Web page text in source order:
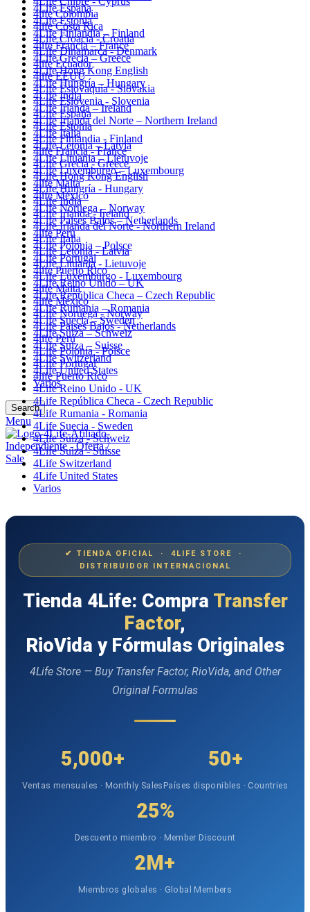
4Life España
4Life Estonia
4Life Finlandia – Finland
4life Francia – France
4Life Grecia – Greece
4Life Hong Kong English
4Life Hungría – Hungary
4Life India
4Life Irlanda – Ireland
4Life Irlanda del Norte – Northern Ireland
4Life Italia
4Life Letonia – Latvia
4Life Lituania – Lietuvoje
4Life Luxemburgo – Luxembourg
4life Malta
4life México
4Life Noruega – Norway
4Life Paises Bajos – Netherlands
4life Perú
4Life Polonia – Polsce
4Life Portugal
4life Puerto Rico
4Life Reino Unido – UK
4Life República Checa – Czech Republic
4Life Rumania – Romania
4Life Suecia – Sweden
4Life Suiza – Schweiz
4Life Suiza – Suisse
4Life Switzerland
4Life United States
Varios
Search
Menu
4life Colombia
4life Costa Rica
4Life Croacia - Croatia
4Life Dinamarca - Denmark
4life Ecuador
4life EEUU
4Life Eslovaquia - Slovakia
4Life Eslovenia - Slovenia
4Life España
4Life Estonia
4Life Finlandia - Finland
4life Francia - France
4Life Grecia - Greece
4Life Hong Kong English
4Life Hungría - Hungary
4Life India
4Life Irlanda - Ireland
4Life Irlanda del Norte - Northern Ireland
4Life Italia
4Life Letonia - Latvia
4Life Lituania - Lietuvoje
4Life Luxemburgo - Luxembourg
4life Malta
4life México
4Life Noruega - Norway
4Life Paises Bajos - Netherlands
4life Perú
4Life Polonia - Polsce
4Life Portugal
4life Puerto Rico
4Life Reino Unido - UK
4Life República Checa - Czech Republic
4Life Rumania - Romania
4Life Suecia - Sweden
4Life Suiza - Schweiz
4Life Suiza - Suisse
4Life Switzerland
4Life United States
Varios
✔ TIENDA OFICIAL · 4LIFE STORE ·
DISTRIBUIDOR INTERNACIONAL
Tienda 4Life: Compra Transfer
Factor,
RioVida y Fórmulas Originales
4Life Store — Buy Transfer Factor, RioVida, and Other
Original Formulas
5,000+
Ventas mensuales · Monthly Sales
50+
Países disponibles · Countries
25%
Descuento miembro · Member Discount
2M+
Miembros globales · Global Members